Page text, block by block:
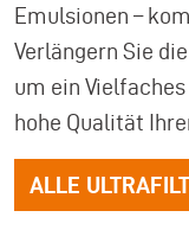
Emulsionen –
Verlängern Sie
um ein
hohe Qualität
ALLE